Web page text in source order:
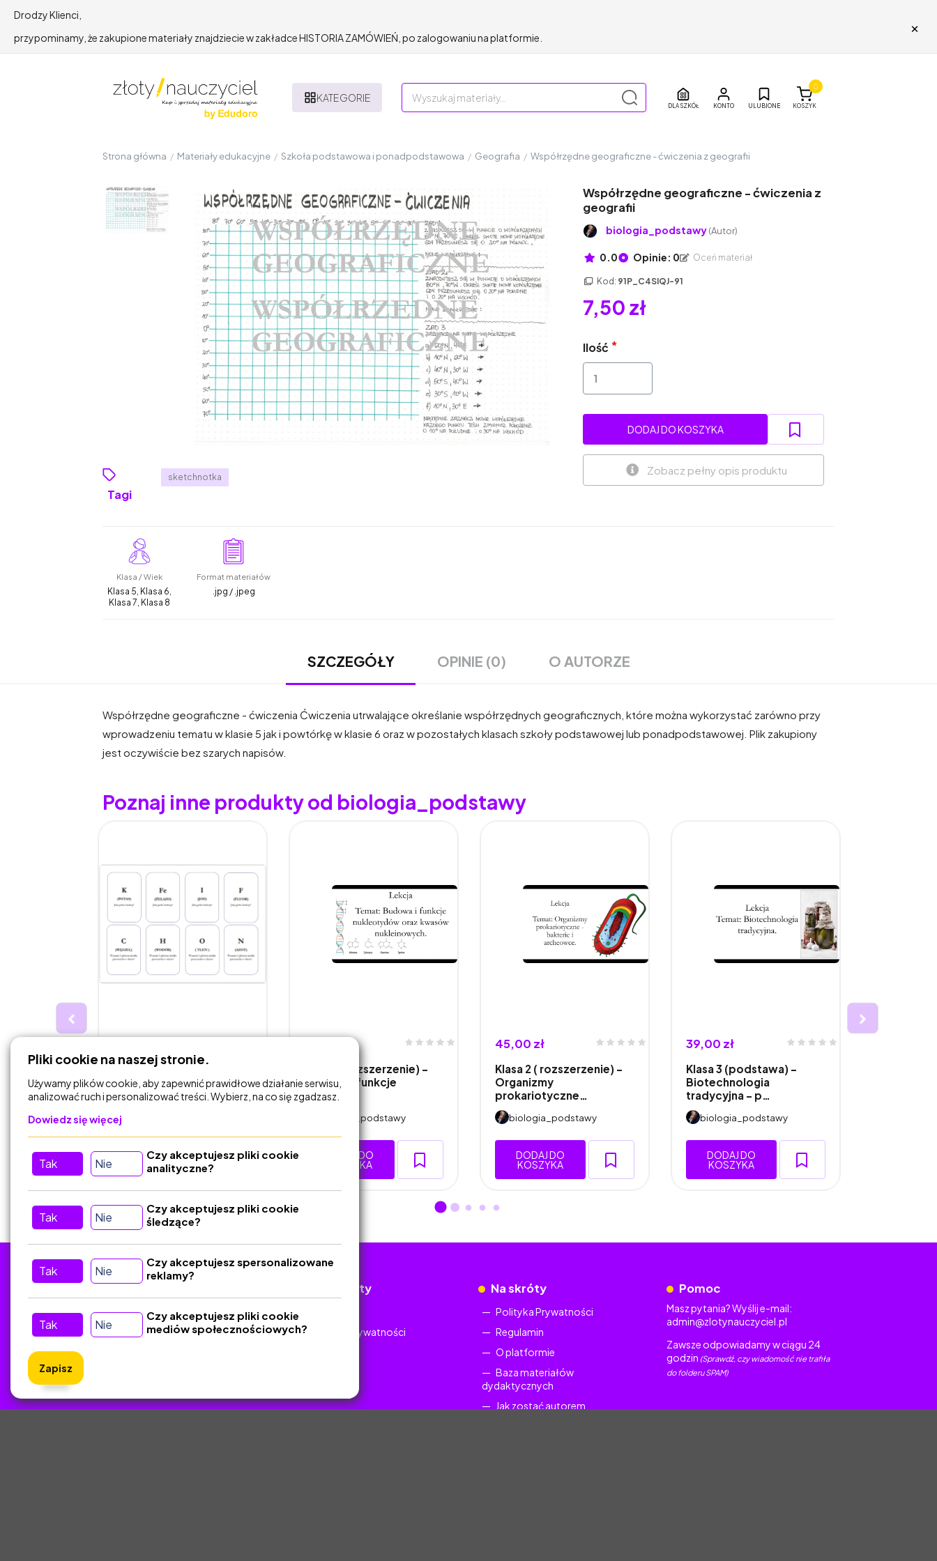
Drodzy Klienci,
przypominamy, że zakupione materiały znajdziecie w zakładce HISTORIA ZAMÓWIEŃ, po zalogowaniu na platformie.
×
KATEGORIE
DLA SZKÓŁ ULUBIONE KOSZYK
0
Strona główna / Materiały edukacyjne / Szkoła podstawowa i ponadpodstawowa / Geografia / Współrzędne geograficzne - ćwiczenia z geografii
Tagi
sketchnotka
Współrzędne geograficzne - ćwiczenia z
geografii
biologia_podstawy(Autor)
0.0 Opinie: 0 Oceń materiał
Kod: 91P_C4SIQJ-91
7,50 zł
Ilość
DODAJ DO KOSZYKA
Zobacz pełny opis produktu
Klasa / Wiek
Klasa 5, Klasa 6,
Klasa 7, Klasa 8
Format materiałów
.jpg / .jpeg
SZCZEGÓŁY OPINIE (0) O AUTORZE
Współrzędne geograficzne - ćwiczenia Ćwiczenia utrwalające określanie współrzędnych geograficznych, które można wykorzystać zarówno przy
wprowadzeniu tematu w klasie 5 jak i powtórkę w klasie 6 oraz w pozostałych klasach szkoły podstawowej lub ponadpodstawowej. Plik zakupiony
jest oczywiście bez szarych napisów.
Poznaj inne produkty od biologia_podstawy
-
Fiszki - Chemizm życia-
pierwiastki i witaminy
DODAJ DO
KOSZYKA
Klasa 1 (rozszerzenie) -
Budowa i funkcje
nukleoty…
biologia_podstawy
DODAJ DO
KOSZYKA
45,00 zł
Klasa 2 ( rozszerzenie) -
Organizmy
prokariotyczne…
biologia_podstawy
DODAJ DO
KOSZYKA
39,00 zł
Klasa 3 (podstawa) -
Biotechnologia
tradycyjna - p…
biologia_podstawy
DODAJ DO
KOSZYKA
Tu nas znajdziesz
Kontakt
Śledź nas w Social Media
Dokumenty
Polityka Prywatności
Na skróty
Polityka Prywatności
Regulamin
O platformie
Baza materiałów
dydaktycznych
Jak zostać autorem
Pomoc
Masz pytania? Wyślij e-mail:
admin@zlotynauczyciel.pl
Zawsze odpowiadamy w ciągu 24
godzin (Sprawdź, czy wiadomość nie trafiła
do folderu SPAM)
Pliki cookie na naszej stronie.
Używamy plików cookie, aby zapewnić prawidłowe działanie serwisu,
analizować ruch i personalizować treści. Wybierz, na co się zgadzasz.
Dowiedz się więcej
Tak Nie
Czy akceptujesz pliki cookie
analityczne?
Tak Nie
Czy akceptujesz pliki cookie
śledzące?
Tak Nie
Czy akceptujesz spersonalizowane
reklamy?
Tak Nie
Czy akceptujesz pliki cookie
mediów społecznościowych?
Zapisz